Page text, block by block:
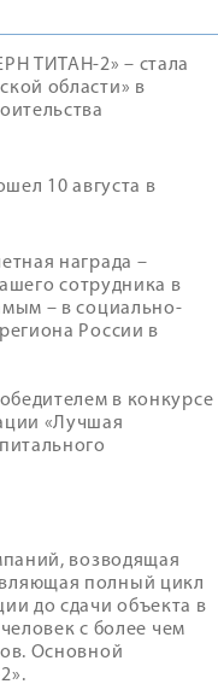
ТИТАН-2» – стала
области» в
10 августа в
награда –
сотрудника в
– в социально-
России в
в конкурсе
«Лучшая
возводящая
полный цикл
до сдачи объекта в
с более чем
Основной